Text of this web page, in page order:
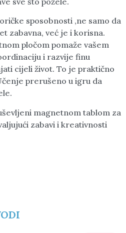
sposobnosti ,ne samo da
zabavna, već je i korisna.
pločom pomaže vašem
i razvije finu
cijeli život. To je praktično
prerušeno u igru da
magnetnom tablom za
zabavi i kreativnosti